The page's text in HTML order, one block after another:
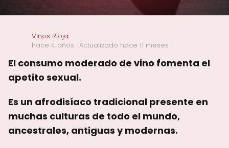
Vinos Rioja
hace 4 años · Actualizado hace 11 meses
El consumo moderado de vino fomenta el
apetito sexual.
Es un afrodisíaco tradicional presente en
muchas culturas de todo el mundo,
ancestrales, antiguas y modernas.